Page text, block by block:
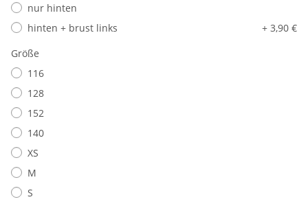
nur hinten
hinten + brust links
+ 3,90 €
Größe
116
128
152
140
XS
M
S